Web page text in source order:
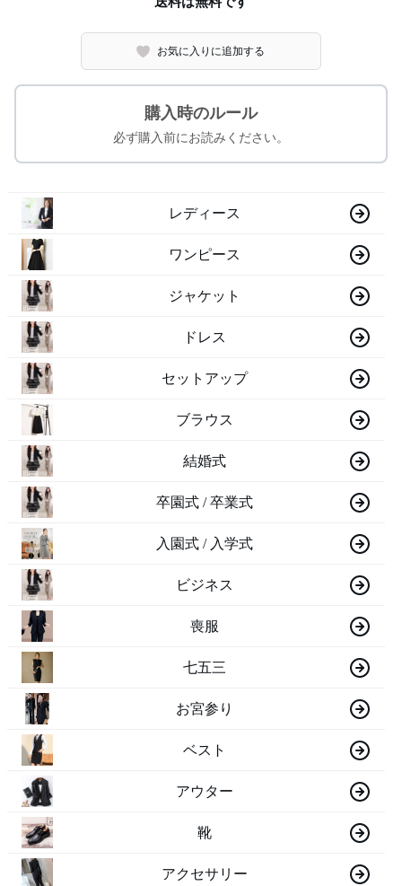
お気に入りに追加する
購入時のルール
必ず購入前にお読みください。
レディース
ワンピース
ジャケット
ドレス
セットアップ
ブラウス
結婚式
卒園式 / 卒業式
入園式 / 入学式
ビジネス
喪服
七五三
お宮参り
ベスト
アウター
靴
アクセサリー